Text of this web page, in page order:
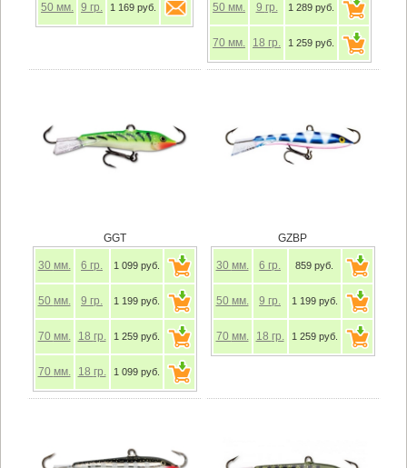
50 мм. 9 гр. 1 169 руб. 50 мм. 9 гр. 1 289 руб.
70 мм. 18 гр. 1 259 руб.
GGT
30 мм. 6 гр. 1 099 руб.
50 мм. 9 гр. 1 199 руб.
70 мм. 18 гр. 1 259 руб.
70 мм. 18 гр. 1 099 руб.
GZBP
30 мм. 6 гр. 859 руб.
50 мм. 9 гр. 1 199 руб.
70 мм. 18 гр. 1 259 руб.